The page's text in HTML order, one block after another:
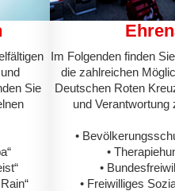
Sie
Im Folgenden finden
die zahlreichen
Deutschen Roten
und Verantwortung
•
•
•
• Freiwilliges